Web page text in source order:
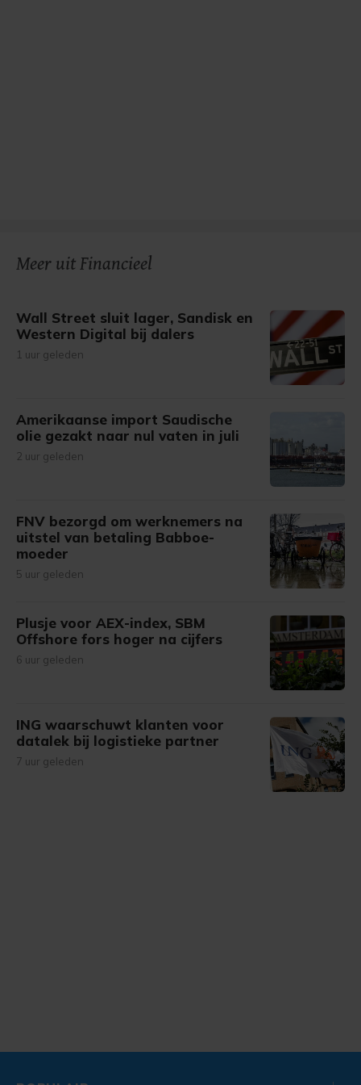
Meer uit Financieel
Wall Street sluit lager, Sandisk en
Western Digital bij dalers
1 uur geleden
Amerikaanse import Saudische
olie gezakt naar nul vaten in juli
2 uur geleden
FNV bezorgd om werknemers na
uitstel van betaling Babboe-
moeder
5 uur geleden
Plusje voor AEX-index, SBM
Offshore fors hoger na cijfers
6 uur geleden
ING waarschuwt klanten voor
datalek bij logistieke partner
7 uur geleden